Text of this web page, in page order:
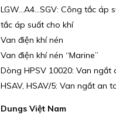
LGW…A4…SGV: Công tắc áp
tắc áp suất cho khí
Van điện khí nén
Van điện khí nén “Marine”
Dòng HPSV 10020: Van
HSAV, HSAV/5: Van ngắt an
Dungs Việt Nam